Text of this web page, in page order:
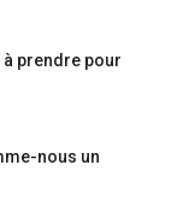
prendre pour
nous un